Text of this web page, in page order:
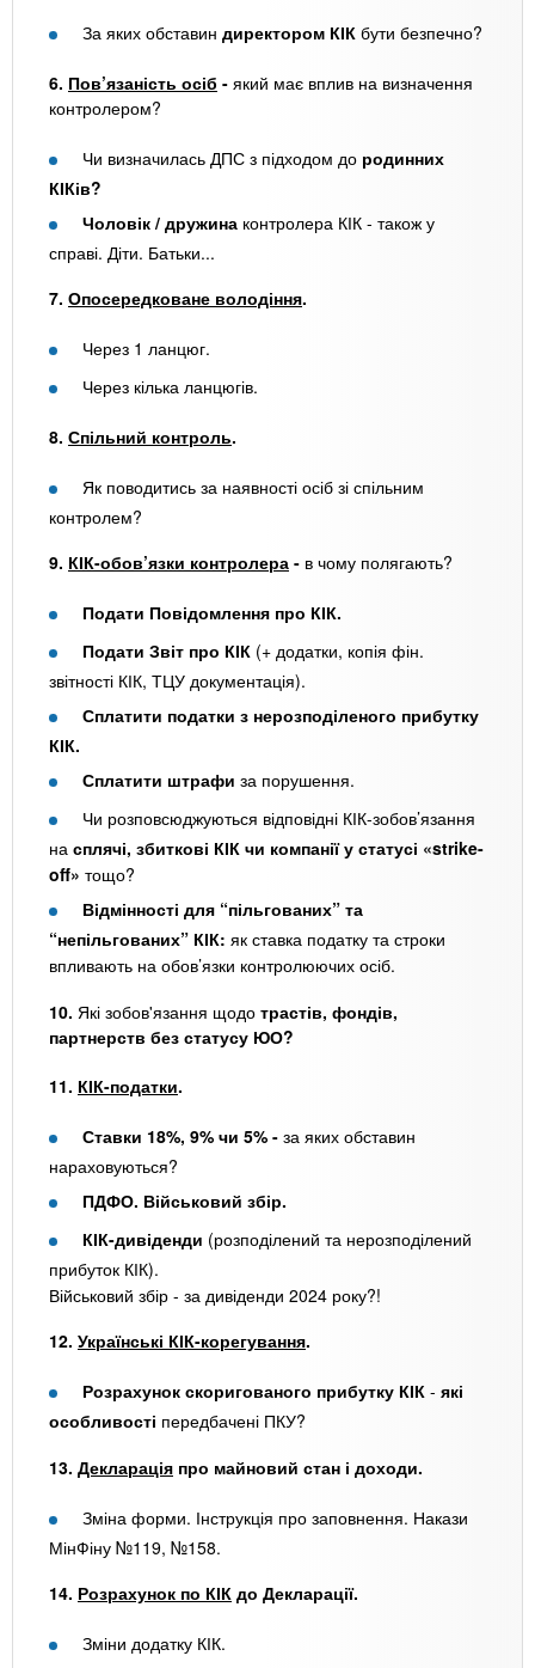
За яких обставин директором КІК бути безпечно?
6. Пов’язаність осіб - який має вплив на визначення
контролером?
Чи визначилась ДПС з підходом до родинних
КІКів?
Чоловік / дружина контролера КІК - також у
справі. Діти. Батьки...
7. Опосередковане володіння.
Через 1 ланцюг.
Через кілька ланцюгів.
8. Спільний контроль.
Як поводитись за наявності осіб зі спільним
контролем?
9. КІК-обов’язки контролера - в чому полягають?
Подати Повідомлення про КІК.
Подати Звіт про КІК (+ додатки, копія фін.
звітності КІК, ТЦУ документація).
Сплатити податки з нерозподіленого прибутку
КІК.
Сплатити штрафи за порушення.
Чи розповсюджуються відповідні КІК-зобов’язання
на сплячі, збиткові КІК чи компанії у статусі «strike-
off» тощо?
Відмінності для “пільгованих” та
“непільгованих” КІК: як ставка податку та строки
впливають на обов’язки контролюючих осіб.
10. Які зобов'язання щодо трастів, фондів,
партнерств без статусу ЮО?
11. КІК-податки.
Ставки 18%, 9% чи 5% - за яких обставин
нараховуються?
ПДФО. Військовий збір.
КІК-дивіденди (розподілений та нерозподілений
прибуток КІК).
Військовий збір - за дивіденди 2024 року?!
12. Українські КІК-корегування.
Розрахунок скоригованого прибутку КІК - які
особливості передбачені ПКУ?
13. Декларація про майновий стан і доходи.
Зміна форми. Інструкція про заповнення. Накази
МінФіну №119, №158.
14. Розрахунок по КІК до Декларації.
Зміни додатку КІК.